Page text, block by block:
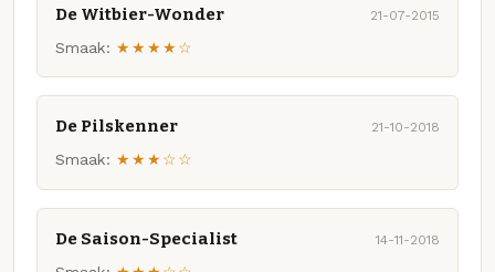
De Witbier-Wonder 21-07-2015
Smaak: ★★★★☆
De Pilskenner 21-10-2018
Smaak: ★★★☆☆
De Saison-Specialist 14-11-2018